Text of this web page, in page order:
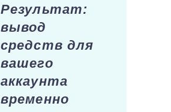
Результат:
вывод
средств для
вашего
аккаунта
временно